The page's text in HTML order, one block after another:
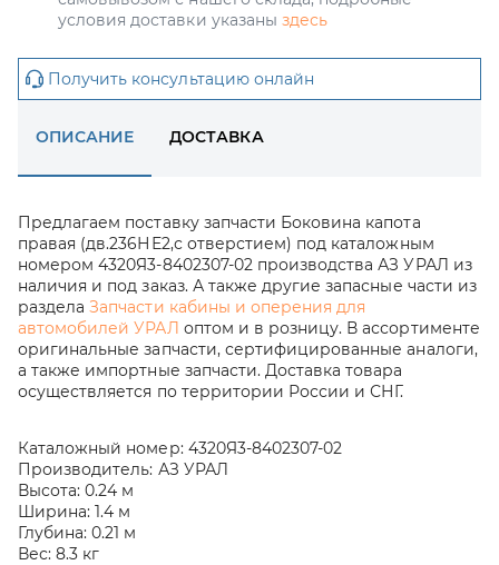
условия доставки указаны здесь
Получить консультацию онлайн
ОПИСАНИЕ ДОСТАВКА
Предлагаем поставку запчасти Боковина капота
правая (дв.236НЕ2,с отверстием) под каталожным
номером 4320Я3-8402307-02 производства АЗ УРАЛ из
наличия и под заказ. А также другие запасные части из
разделаЗапчасти кабины и оперения для
автомобилей УРАЛ оптом и в розницу. В ассортименте
оригинальные запчасти, сертифицированные аналоги,
а также импортные запчасти. Доставка товара
осуществляется по территории России и СНГ.
Каталожный номер: 4320Я3-8402307-02
Производитель: АЗ УРАЛ
Высота: 0.24 м
Ширина: 1.4 м
Глубина: 0.21 м
Вес: 8.3 кг